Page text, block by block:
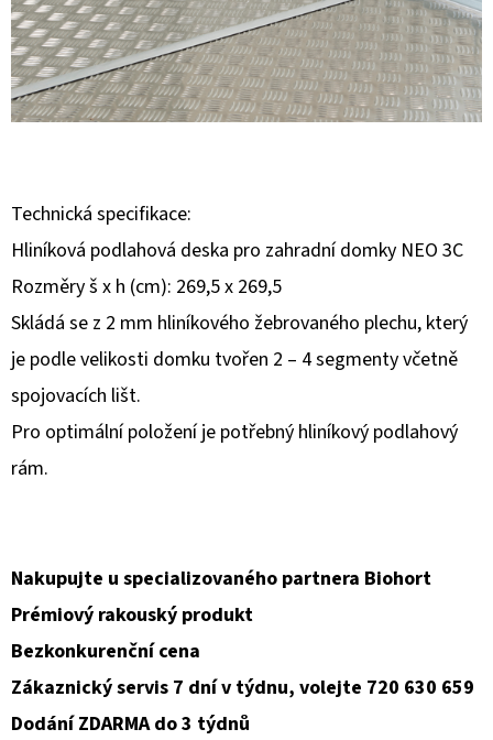
Technická specifikace:
Hliníková podlahová deska pro zahradní domky NEO 3C
Rozměry š x h (cm): 269,5 x 269,5
Skládá se z 2 mm hliníkového žebrovaného plechu, který
je podle velikosti domku tvořen 2 – 4 segmenty včetně
spojovacích lišt.
Pro optimální položení je potřebný hliníkový podlahový
rám.
Nakupujte u specializovaného partnera Biohort
Prémiový rakouský produkt
Bezkonkurenční cena
Zákaznický servis 7 dní v týdnu, volejte 720 630 659
Dodání ZDARMA do 3 týdnů
T
E
N
Í
T
?
HLEDAT
O
P
O
R
U
Č